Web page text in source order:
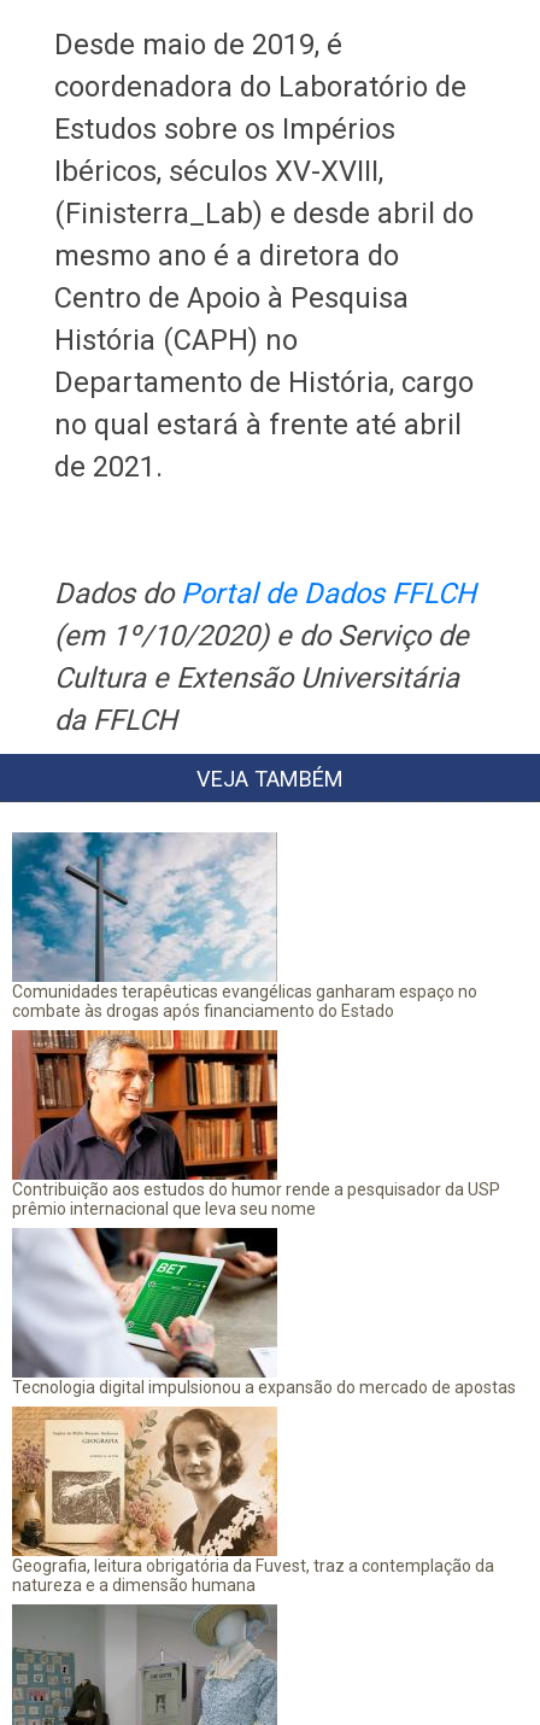
Desde maio de 2019, é
coordenadora do Laboratório de
Estudos sobre os Impérios
Ibéricos, séculos XV-XVIII,
(Finisterra_Lab) e desde abril do
mesmo ano é a diretora do
Centro de Apoio à Pesquisa
História (CAPH) no
Departamento de História, cargo
no qual estará à frente até abril
de 2021.
Dados do Portal de Dados FFLCH
(em 1º/10/2020) e do Serviço de
Cultura e Extensão Universitária
da FFLCH
VEJA TAMBÉM
Comunidades terapêuticas evangélicas ganharam espaço no
combate às drogas após financiamento do Estado
Contribuição aos estudos do humor rende a pesquisador da USP
prêmio internacional que leva seu nome
Tecnologia digital impulsionou a expansão do mercado de apostas
Geografia, leitura obrigatória da Fuvest, traz a contemplação da
natureza e a dimensão humana